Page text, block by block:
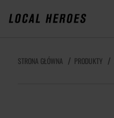
STRONA GŁÓWNA PRODUKTY